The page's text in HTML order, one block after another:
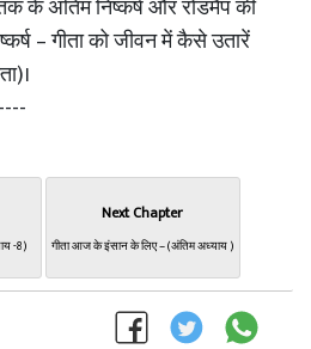
के अंतिम निष्कर्ष और रोडमैप की
– गीता को जीवन में कैसे उतारें
-8)
Next Chapter
गीता आज के इंसान के लिए – (अंतिम अध्याय )